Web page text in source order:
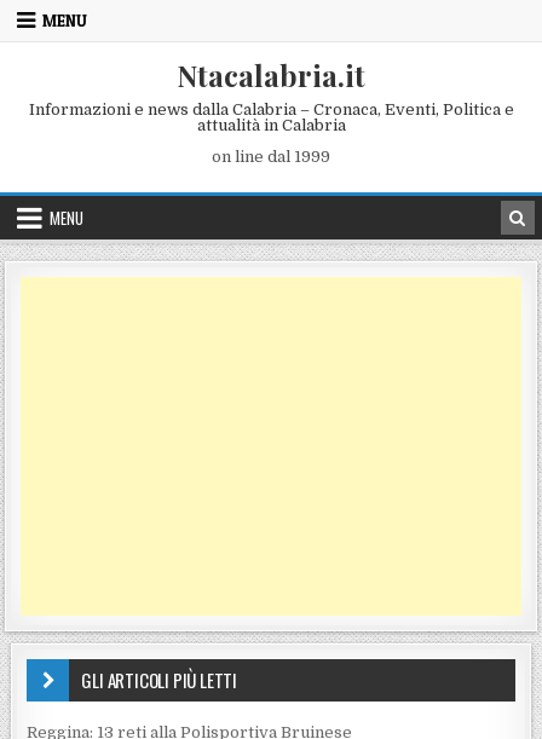
Skip to content
MENU
Ntacalabria.it
Informazioni e news dalla Calabria – Cronaca, Eventi, Politica e
attualità in Calabria
on line dal 1999
MENU
GLI ARTICOLI PIÙ LETTI
Reggina: 13 reti alla Polisportiva Bruinese